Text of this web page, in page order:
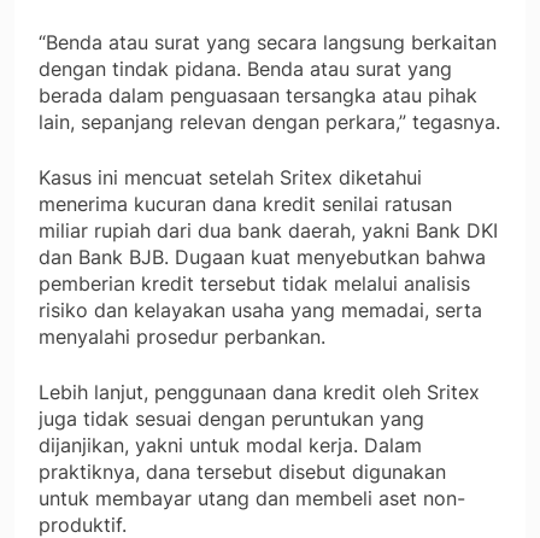
“Benda atau surat yang secara langsung berkaitan
dengan tindak pidana. Benda atau surat yang
berada dalam penguasaan tersangka atau pihak
lain, sepanjang relevan dengan perkara,” tegasnya.
Kasus ini mencuat setelah Sritex diketahui
menerima kucuran dana kredit senilai ratusan
miliar rupiah dari dua bank daerah, yakni Bank DKI
dan Bank BJB. Dugaan kuat menyebutkan bahwa
pemberian kredit tersebut tidak melalui analisis
risiko dan kelayakan usaha yang memadai, serta
menyalahi prosedur perbankan.
Lebih lanjut, penggunaan dana kredit oleh Sritex
juga tidak sesuai dengan peruntukan yang
dijanjikan, yakni untuk modal kerja. Dalam
praktiknya, dana tersebut disebut digunakan
untuk membayar utang dan membeli aset non-
produktif.